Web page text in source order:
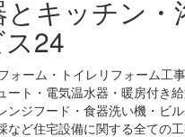
キッチン・
24
ーム・トイレリフォーム工
ト・電気温水器・暖房付き
ジフード・食器洗い機・ビ
ど住宅設備に関する全ての